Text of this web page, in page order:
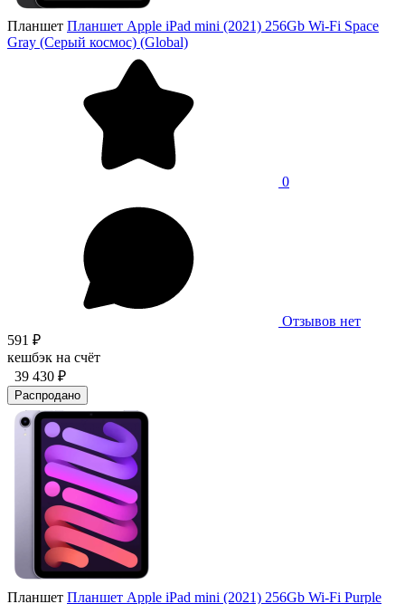
Планшет Планшет Apple iPad mini (2021) 256Gb Wi-Fi Space
Gray (Серый космос) (Global)
0
Отзывов нет
591 ₽
кешбэк на счёт
39 430 ₽
Распродано
Планшет Планшет Apple iPad mini (2021) 256Gb Wi-Fi Purple